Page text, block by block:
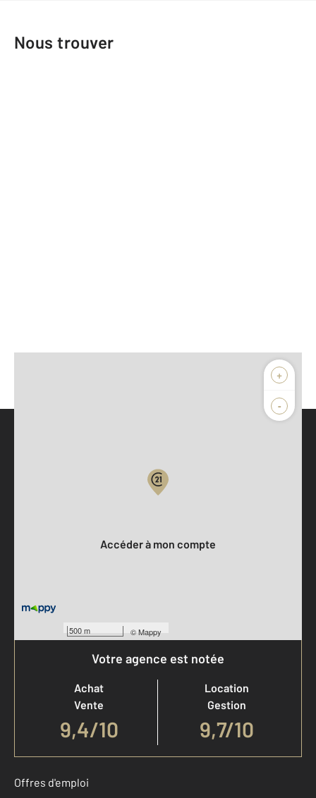
Nous trouver
+
-
500 m ©Mappy
Accéder à mon compte
Votre agence est notée
Achat
Vente
9,4/10
Location
Gestion
9,7/10
Offres d'emploi